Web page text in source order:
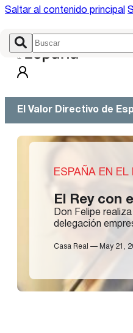
Saltar al contenido principal
El Valor Directivo de
ESPAÑA EN EL
El Rey con
Don Felipe
delegación
Casa Real — May 21,